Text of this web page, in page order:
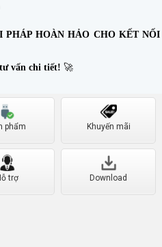
PHÁP HOÀN HẢO CHO KẾT NỐI
vấn chi tiết! 🚀
phẩm Khuyến mãi
trợ Download